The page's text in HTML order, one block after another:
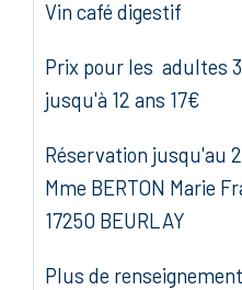
Vin café digestif
Prix pour les adultes
jusqu'à 12 ans 17€
Réservation jusqu'au
Mme BERTON Marie
17250 BEURLAY
Plus de